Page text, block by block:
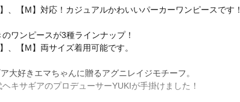
、【M】対応！カジュアルかわいいパーカーワンピースです！
ワンピースが3種ラインナップ！
、【M】両サイズ着用可能です。
大好きエマちゃんに贈るアグニレイジモチーフ。
キサギアのプロデューサーYUKIが手掛けました！